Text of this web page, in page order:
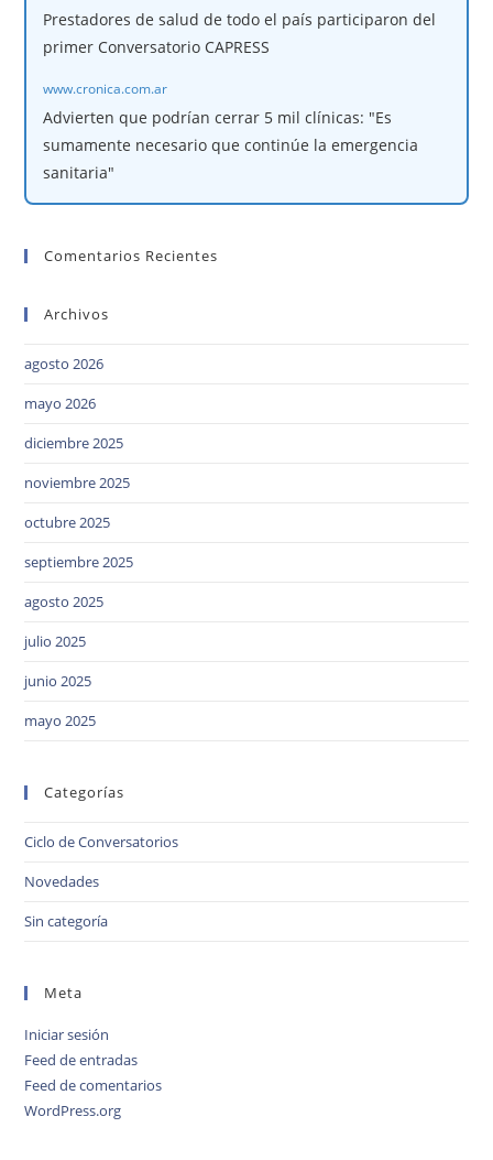
Prestadores de salud de todo el país participaron del
primer Conversatorio CAPRESS
www.cronica.com.ar
Advierten que podrían cerrar 5 mil clínicas: "Es
sumamente necesario que continúe la emergencia
sanitaria"
Comentarios Recientes
Archivos
agosto 2026
mayo 2026
diciembre 2025
noviembre 2025
octubre 2025
septiembre 2025
agosto 2025
julio 2025
junio 2025
mayo 2025
Categorías
Ciclo de Conversatorios
Novedades
Sin categoría
Meta
Iniciar sesión
Feed de entradas
Feed de comentarios
WordPress.org